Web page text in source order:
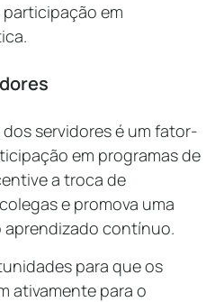
em
servidores é um fator-
em programas de
a troca de
e promova uma
aprendizado contínuo.
para que os
ativamente para o